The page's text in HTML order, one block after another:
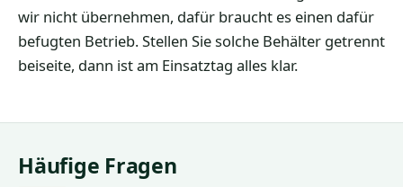
wir nicht übernehmen, dafür braucht es einen dafür
befugten Betrieb. Stellen Sie solche Behälter getrennt
beiseite, dann ist am Einsatztag alles klar.
Häufige Fragen